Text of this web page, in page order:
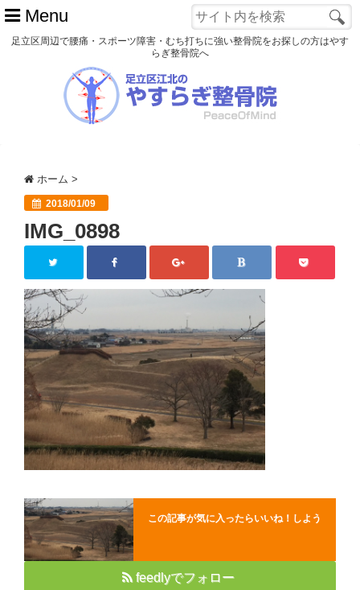
Menu
スポーツ障害
患者様の声
アクセス
院長プロフィール
blog
Close
足立区周辺で腰痛・スポーツ障害・むち打ちに強い整骨院をお探しの方はやす
らぎ整骨院へ
ホーム >
2018/01/09
IMG_0898
この記事が気に入ったらいいね！しよう
feedlyでフォロー